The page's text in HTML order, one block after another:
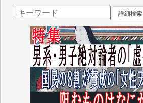
詳細検索